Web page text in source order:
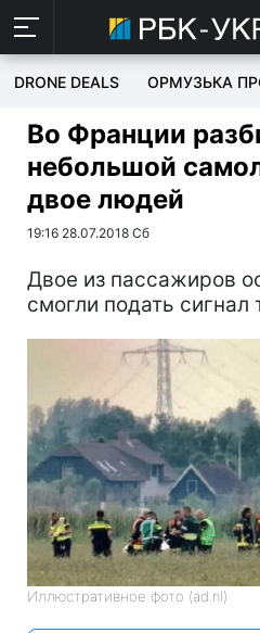
DRONE DEALS ОРМУЗЬКА
Во Франции
небольшой
двое людей
19:16 28.07.2018 Сб
Двое из пассажиров
смогли подать сигнал
Иллюстративное фото (ad.nl)